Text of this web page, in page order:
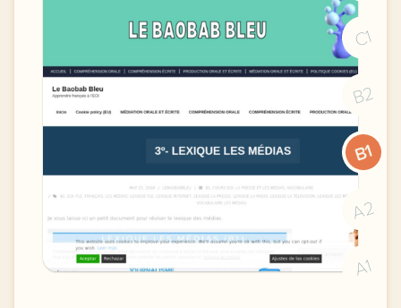
C1
B2
B1
A2
A1